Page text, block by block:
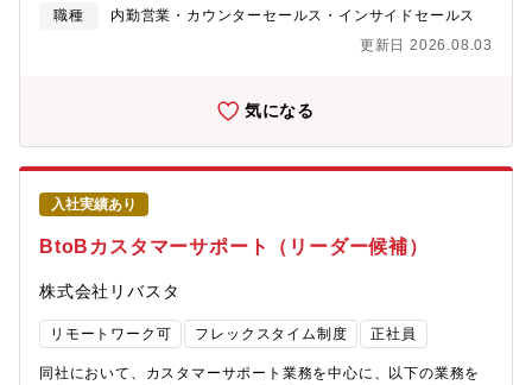
られるメンバーを新たに複数募集します。
務内容お客様が安心して当社決済サービスを利用し続けられるよ
く担うカスタマーサクセス業務です。加盟店の体験価値向上と、
わせ対応業務（約70％）既存加盟店からのメールでの問い合わせ
に対し、サービス利用方法や各種手続きについて対応。(2) WEB
FAQの作成・更新問い合わせ内容の傾向を分析し、自己解決率向
上を目的としたFAQ拡充を推進。(3) 告知メール・制度対応に関す
る全体施策業界の制度変更や機能アップデートなど、全加盟店に
関わる情報発信・施策運用(4) 業務改善（RPA 活用含む）問い合
わせフローや事務業務における課題を発見し、RPA導入含む改善
案の提案から実装までをリード。＜外部機関が認める対応力＞当
社は、世界最大級のサポートサービス業界団体 HDI（HDI-
Japan）が主催する「HDI格付けベンチマーク（クオリティ格付
け：メール）」で3年連続 三つ星を獲得。「顧客に寄り添う姿
勢」「丁寧なフォローアップ」が評価され、外部からも高品質な
サポートとして認められています。■募集背景キャッシュレス決済
職種
内勤営業・カウンターセールス・インサイドセールス
更新日 2026.08.03
気になる
入社実績あり
BtoBカスタマーサポート（リーダー候補）
株式会社リバスタ
リモートワーク可 フレックスタイム制度 正社員
同社において、カスタマーサポート業務を中心に、以下の業務を